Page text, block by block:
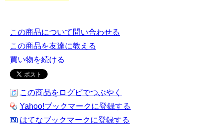
この商品について問い合わせる
この商品を友達に教える
買い物を続ける
この商品をログピでつぶやく
Yahoo!ブックマークに登録する
はてなブックマークに登録する